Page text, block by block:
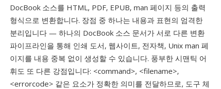
DocBook 소스를 HTML, PDF, EPUB, man 페이지 등의 출력
형식으로 변환합니다. 장점 중 하나는 내용과 표현의 엄격한
분리입니다 — 하나의 DocBook 소스 문서가 서로 다른 변환
파이프라인을 통해 인쇄 도서, 웹사이트, 전자책, Unix man 페
이지를 내용 중복 없이 생성할 수 있습니다. 풍부한 시맨틱 어
휘도 또 다른 강점입니다: <command>, <filename>,
<errorcode> 같은 요소가 정확한 의미를 전달하므로, 도구 체